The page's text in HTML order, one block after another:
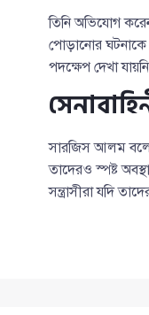
তিনি অভিযোগ
পোড়ানোর ঘটনাকে
পদক্ষেপ দেখা
সারজিস আলম
তাদেরও স্পষ্ট
সন্ত্রাসীরা যদি